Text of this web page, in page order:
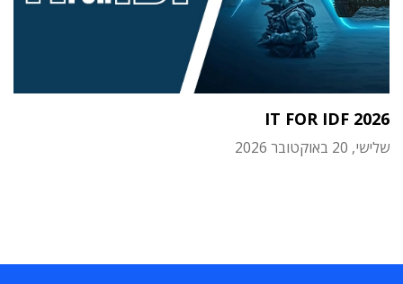
IT FOR IDF 2026
שלישי, 20 באוקטובר 2026